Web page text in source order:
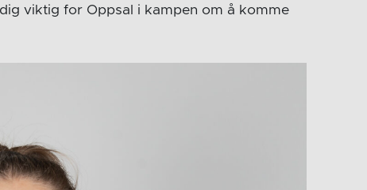
viktig for Oppsal i kampen om å komme